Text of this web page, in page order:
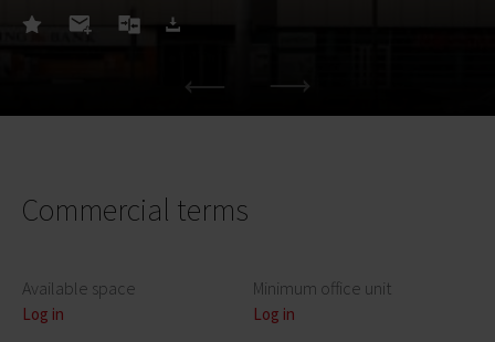
Commercial terms
Available space
Log in
Minimum office unit
Log in